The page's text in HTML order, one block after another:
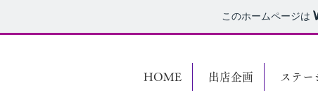
このホームページは
HOME 出店企画 ステー